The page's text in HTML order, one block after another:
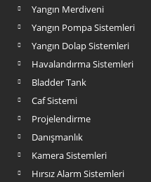
Yangın Merdiveni
Yangın Pompa Sistemleri
Yangın Dolap Sistemleri
Havalandırma Sistemleri
Bladder Tank
Caf Sistemi
Projelendirme
Danışmanlık
Kamera Sistemleri
Hırsız Alarm Sistemleri